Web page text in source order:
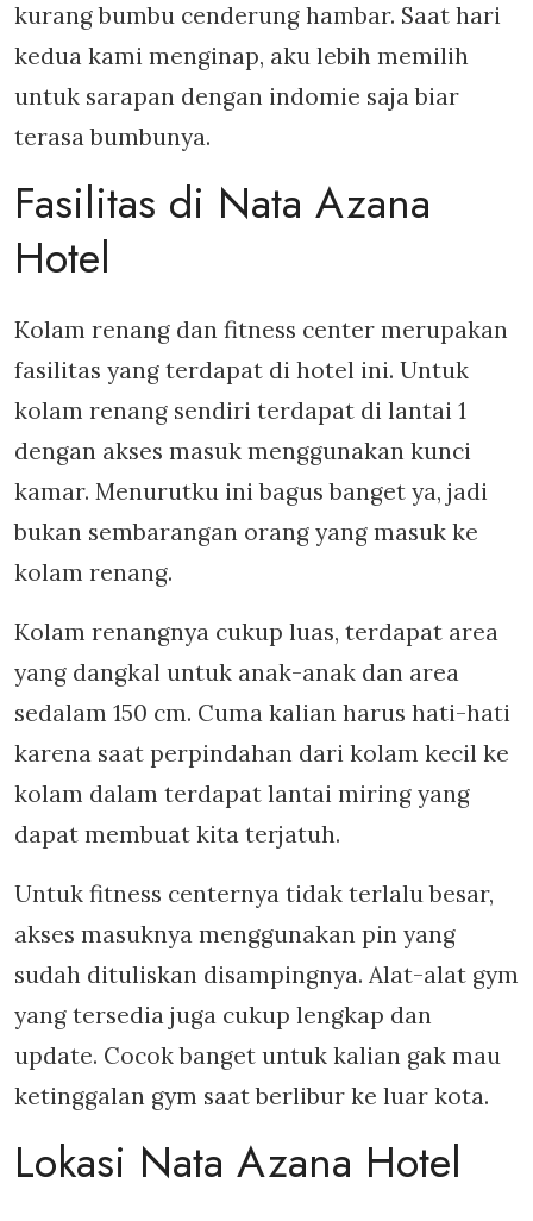
kurang bumbu cenderung hambar. Saat hari
kedua kami menginap, aku lebih memilih
untuk sarapan dengan indomie saja biar
terasa bumbunya.
Fasilitas di Nata Azana
Hotel
Kolam renang dan fitness center merupakan
fasilitas yang terdapat di hotel ini. Untuk
kolam renang sendiri terdapat di lantai 1
dengan akses masuk menggunakan kunci
kamar. Menurutku ini bagus banget ya, jadi
bukan sembarangan orang yang masuk ke
kolam renang.
Kolam renangnya cukup luas, terdapat area
yang dangkal untuk anak-anak dan area
sedalam 150 cm. Cuma kalian harus hati-hati
karena saat perpindahan dari kolam kecil ke
kolam dalam terdapat lantai miring yang
dapat membuat kita terjatuh.
Untuk fitness centernya tidak terlalu besar,
akses masuknya menggunakan pin yang
sudah dituliskan disampingnya. Alat-alat gym
yang tersedia juga cukup lengkap dan
update. Cocok banget untuk kalian gak mau
ketinggalan gym saat berlibur ke luar kota.
Lokasi Nata Azana Hotel